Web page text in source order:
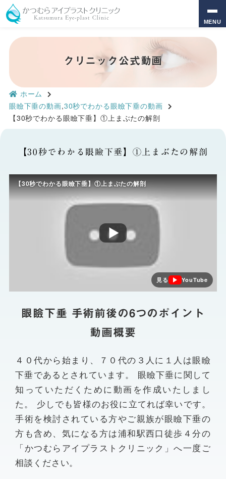
MENU
クリニック公式動画
ホーム
眼瞼下垂の動画,30秒でわかる眼瞼下垂の動画
【30秒でわかる眼瞼下垂】①上まぶたの解剖
【30秒でわかる眼瞼下垂】①上まぶたの解剖
【30秒でわかる眼瞼下垂】①上まぶたの解剖
見る YouTube
眼瞼下垂 手術前後の6つのポイント
動画概要
４０代から始まり、７０代の３人に１人は眼瞼
下垂であるとされています。 眼瞼下垂に関して
知っていただくために動画を作成いたしまし
た。 少しでも皆様のお役に立てれば幸いです。
手術を検討されている方やご親族が眼瞼下垂の
方も含め、気になる方は浦和駅西口徒歩４分の
「かつむらアイプラストクリニック」へ一度ご
相談ください。